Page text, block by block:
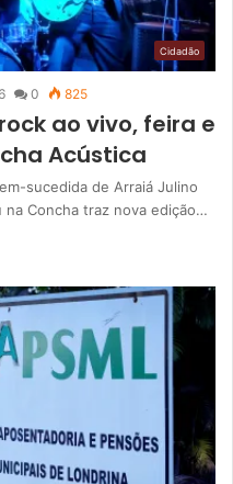
Cidadão
0 825
ao vivo, feira e
Acústica
sucedida de Arraiá Julino
Concha traz nova edição…